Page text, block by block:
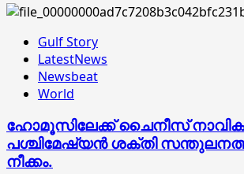
Gulf Story
LatestNews
Newsbeat
World
ഹോമൂസിലേക്ക് ചൈനീസ്
പശ്ചിമേഷ്യൻ ശക്തി
നീക്കം.